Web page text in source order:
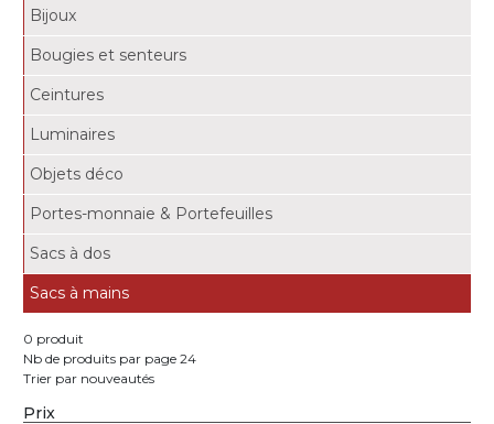
Bijoux
Bougies et senteurs
Ceintures
Luminaires
Objets déco
Portes-monnaie & Portefeuilles
Sacs à dos
Sacs à mains
0 produit
Nb de produits par page 24
Trier par nouveautés
Prix